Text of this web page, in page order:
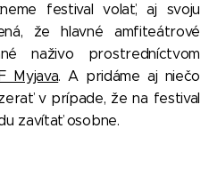
festival volať, aj svoju
že hlavné amfiteátrové
naživo prostredníctvom
Myjava. A pridáme aj niečo
v prípade, že na festival
zavítať osobne.